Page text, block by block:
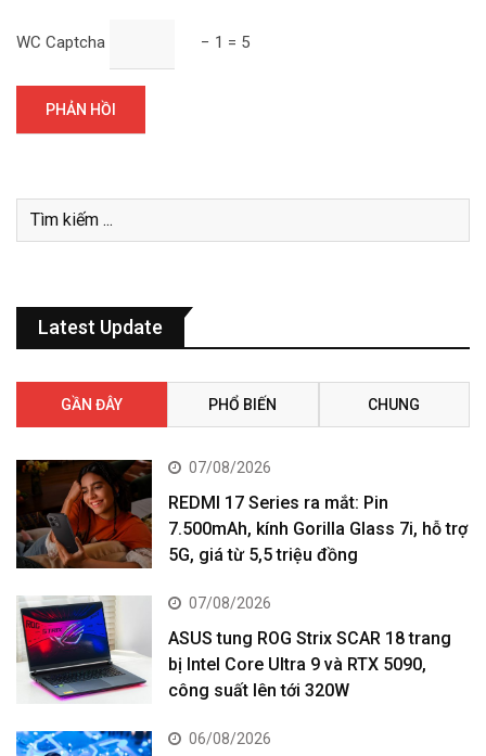
WC Captcha − 1 = 5
Latest Update
GẦN ĐÂY PHỔ BIẾN CHUNG
07/08/2026
REDMI 17 Series ra mắt: Pin
7.500mAh, kính Gorilla Glass 7i, hỗ trợ
5G, giá từ 5,5 triệu đồng
07/08/2026
ASUS tung ROG Strix SCAR 18 trang
bị Intel Core Ultra 9 và RTX 5090,
công suất lên tới 320W
06/08/2026